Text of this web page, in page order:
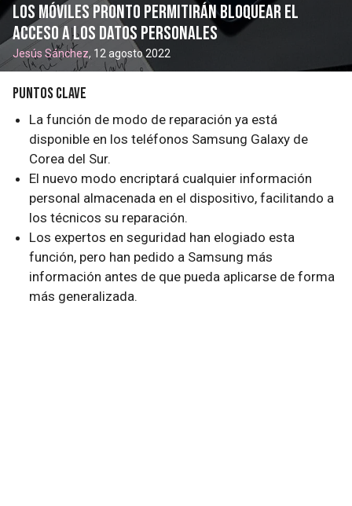
Los móviles pronto permitirán bloquear el
acceso a los datos personales
Jesús Sánchez, 12 agosto 2022
Puntos clave
La función de modo de reparación ya está
disponible en los teléfonos Samsung Galaxy de
Corea del Sur.
El nuevo modo encriptará cualquier información
personal almacenada en el dispositivo, facilitando a
los técnicos su reparación.
Los expertos en seguridad han elogiado esta
función, pero han pedido a Samsung más
información antes de que pueda aplicarse de forma
más generalizada.